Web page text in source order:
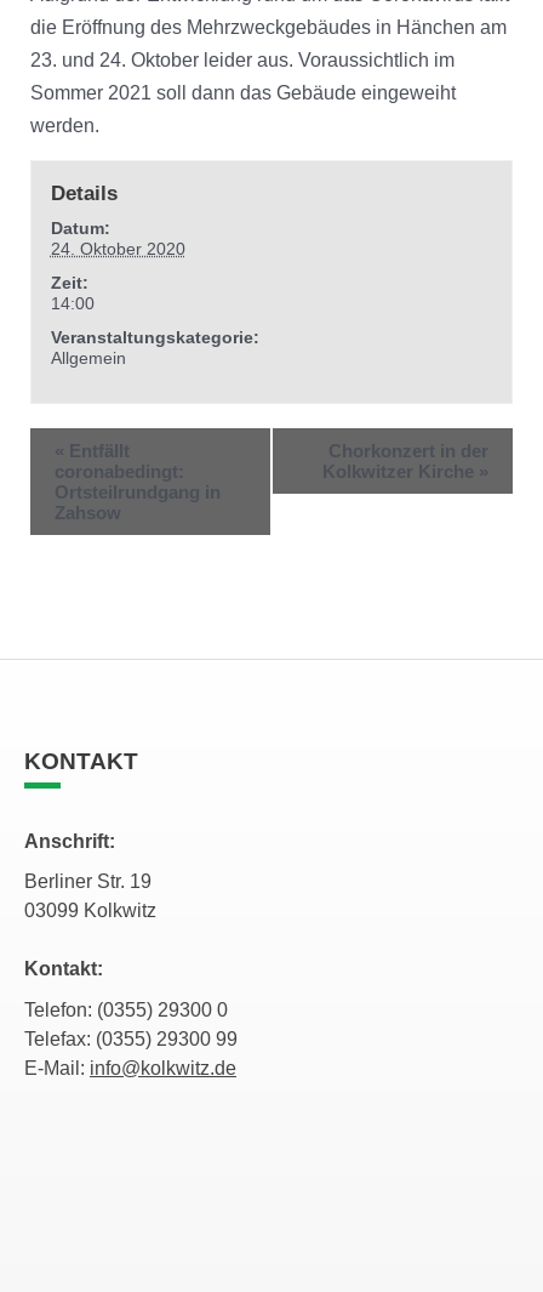
die Eröffnung des Mehrzweckgebäudes in Hänchen am
23. und 24. Oktober leider aus. Voraussichtlich im
Sommer 2021 soll dann das Gebäude eingeweiht
werden.
Details
Datum:
24. Oktober 2020
Zeit:
14:00
Veranstaltungskategorie:
Allgemein
« Entfällt
coronabedingt:
Ortsteilrundgang in
Zahsow
Chorkonzert in der
Kolkwitzer Kirche »
KONTAKT
Anschrift:
Berliner Str. 19
03099 Kolkwitz
Kontakt:
Telefon: (0355) 29300 0
Telefax: (0355) 29300 99
E-Mail: info@kolkwitz.de